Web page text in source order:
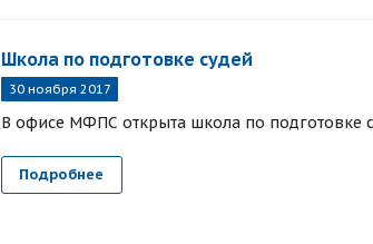
Школа по подготовке судей
30 ноября 2017
В офисе МФПС открыта школа по подготовке
Подробнее